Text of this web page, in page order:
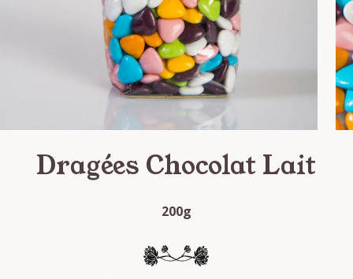
Dragées Chocolat Lait
200g